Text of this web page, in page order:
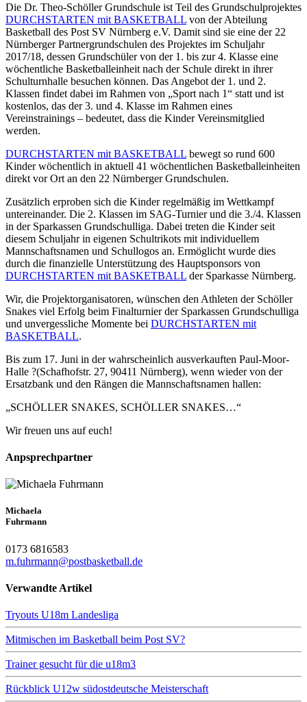
Die Dr. Theo-Schöller Grundschule ist Teil des Grundschulprojektes
DURCHSTARTEN mit BASKETBALL von der Abteilung
Basketball des Post SV Nürnberg e.V. Damit sind sie eine der 22
Nürnberger Partnergrundschulen des Projektes im Schuljahr
2017/18, dessen Grundschüler von der 1. bis zur 4. Klasse eine
wöchentliche Basketballeinheit nach der Schule direkt in ihrer
Schulturnhalle besuchen können. Das Angebot der 1. und 2.
Klassen findet dabei im Rahmen von „Sport nach 1“ statt und ist
kostenlos, das der 3. und 4. Klasse im Rahmen eines
Vereinstrainings – bedeutet, dass die Kinder Vereinsmitglied
werden.
DURCHSTARTEN mit BASKETBALL bewegt so rund 600
Kinder wöchentlich in aktuell 41 wöchentlichen Basketballeinheiten
direkt vor Ort an den 22 Nürnberger Grundschulen.
Zusätzlich erproben sich die Kinder regelmäßig im Wettkampf
untereinander. Die 2. Klassen im SAG-Turnier und die 3./4. Klassen
in der Sparkassen Grundschulliga. Dabei treten die Kinder seit
diesem Schuljahr in eigenen Schultrikots mit individuellem
Mannschaftsnamen und Schullogos an. Ermöglicht wurde dies
durch die finanzielle Unterstützung des Hauptsponsors von
DURCHSTARTEN mit BASKETBALL der Sparkasse Nürnberg.
Wir, die Projektorganisatoren, wünschen den Athleten der Schöller
Snakes viel Erfolg beim Finalturnier der Sparkassen Grundschulliga
und unvergessliche Momente bei DURCHSTARTEN mit
BASKETBALL.
Bis zum 17. Juni in der wahrscheinlich ausverkauften Paul-Moor-
Halle ?(Schafhofstr. 27, 90411 Nürnberg), wenn wieder von der
Ersatzbank und den Rängen die Mannschaftsnamen hallen:
„SCHÖLLER SNAKES, SCHÖLLER SNAKES…“
Wir freuen uns auf euch!
Anpsprechpartner
Michaela
Fuhrmann
0173 6816583
m.fuhrmann@postbasketball.de
Verwandte Artikel
Tryouts U18m Landesliga
Mitmischen im Basketball beim Post SV?
Trainer gesucht für die u18m3
Rückblick U12w südostdeutsche Meisterschaft